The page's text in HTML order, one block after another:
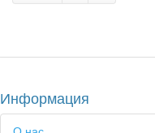
Информация